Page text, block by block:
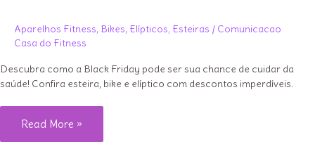
Aparelhos Fitness, Bikes, Elípticos, Esteiras / Comunicacao
Casa do Fitness
Descubra como a Black Friday pode ser sua chance de cuidar da
saúde! Confira esteira, bike e elíptico com descontos imperdíveis.
Black
Read More »